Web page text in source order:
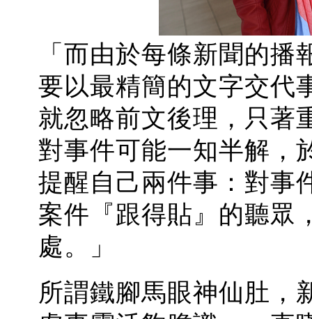
「而由於每條新聞的
要以最精簡的文字交代
就忽略前文後理，只著
對事件可能一知半解，
提醒自己兩件事：對事
案件『跟得貼』的聽眾
處。」
所謂鐵腳馬眼神仙肚，